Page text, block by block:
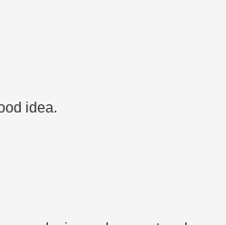
idea.